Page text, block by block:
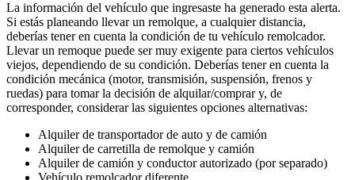
La información del vehículo que ingresaste ha generado esta alerta.
Si estás planeando llevar un remolque, a cualquier distancia,
deberías tener en cuenta la condición de tu vehículo remolcador.
Llevar un remoque puede ser muy exigente para ciertos vehículos
viejos, dependiendo de su condición. Deberías tener en cuenta la
condición mecánica (motor, transmisión, suspensión, frenos y
ruedas) para tomar la decisión de alquilar/comprar y, de
corresponder, considerar las siguientes opciones alternativas:
Alquiler de transportador de auto y de camión
Alquiler de carretilla de remolque y camión
Alquiler de camión y conductor autorizado (por separado)
Vehículo remolcador diferente